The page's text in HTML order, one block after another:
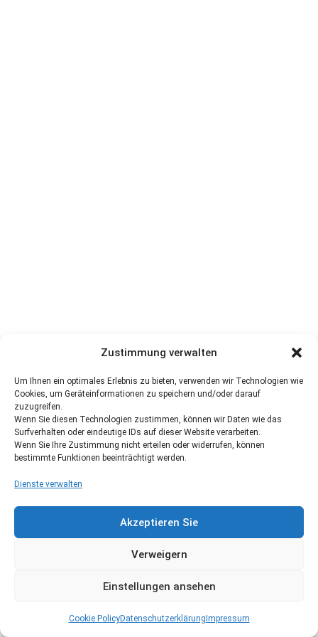
Zustimmung verwalten
Um Ihnen ein optimales Erlebnis zu bieten, verwenden wir Technologien wie
Cookies, um Geräteinformationen zu speichern und/oder darauf
zuzugreifen.
Wenn Sie diesen Technologien zustimmen, können wir Daten wie das
Surfverhalten oder eindeutige IDs auf dieser Website verarbeiten.
Wenn Sie Ihre Zustimmung nicht erteilen oder widerrufen, können
bestimmte Funktionen beeinträchtigt werden.
Dienste verwalten
Akzeptieren Sie
Verweigern
Einstellungen ansehen
Cookie PolicyDatenschutzerklärung Impressum